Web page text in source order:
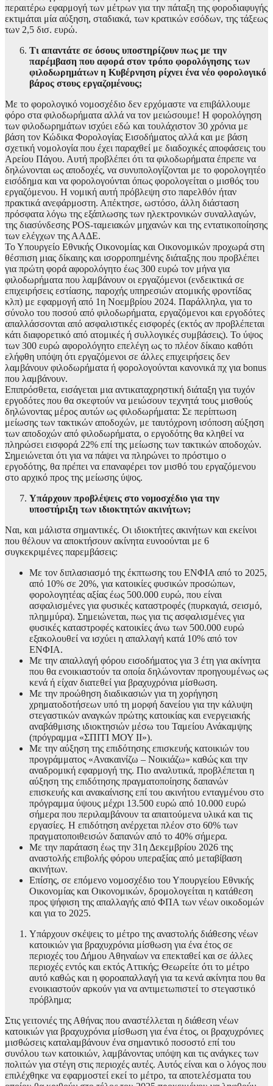
περαιτέρω εφαρμογή των μέτρων για την πάταξη της φοροδιαφυγής
εκτιμάται μία αύξηση, σταδιακά, των κρατικών εσόδων, της τάξεως
των 2,5 δισ. ευρώ.
Τι απαντάτε σε όσους υποστηρίζουν πως με την
παρέμβαση που αφορά στον τρόπο φορολόγησης των
φιλοδωρημάτων η Κυβέρνηση ρίχνει ένα νέο φορολογικό
βάρος στους εργαζομένους;
Με το φορολογικό νομοσχέδιο δεν ερχόμαστε να επιβάλλουμε
φόρο στα φιλοδωρήματα αλλά να τον μειώσουμε! Η φορολόγηση
των φιλοδωρημάτων ισχύει εδώ και τουλάχιστον 30 χρόνια με
βάση τον Κώδικα Φορολογίας Εισοδήματος αλλά και με βάση
σχετική νομολογία που έχει παραχθεί με διαδοχικές αποφάσεις του
Αρείου Πάγου. Αυτή προβλέπει ότι τα φιλοδωρήματα έπρεπε να
δηλώνονται ως αποδοχές, να συνυπολογίζονται με το φορολογητέο
εισόδημα και να φορολογούνται όπως φορολογείται ο μισθός του
εργαζόμενου. Η νομική αυτή πρόβλεψη στο παρελθόν ήταν
πρακτικά ανεφάρμοστη. Απέκτησε, ωστόσο, άλλη διάσταση
πρόσφατα λόγω της εξάπλωσης των ηλεκτρονικών συναλλαγών,
της διασύνδεσης POS-ταμειακών μηχανών και της εντατικοποίησης
των ελέγχων της ΑΑΔΕ.
Το Υπουργείο Εθνικής Οικονομίας και Οικονομικών προχωρά στη
θέσπιση μιας δίκαιης και ισορροπημένης διάταξης που προβλέπει
για πρώτη φορά αφορολόγητο έως 300 ευρώ τον μήνα για
φιλοδωρήματα που λαμβάνουν οι εργαζόμενοι (ενδεικτικά σε
επιχειρήσεις εστίασης, παροχής υπηρεσιών ατομικής φροντίδας
κλπ) με εφαρμογή από 1η Νοεμβρίου 2024. Παράλληλα, για το
σύνολο του ποσού από φιλοδωρήματα, εργαζόμενοι και εργοδότες
απαλλάσσονται από ασφαλιστικές εισφορές (εκτός αν προβλέπεται
κάτι διαφορετικό από ατομικές ή συλλογικές συμβάσεις). Το ύψος
των 300 ευρώ αφορολόγητο επελέγη ως το πλέον δίκαιο καθότι
ελήφθη υπόψη ότι εργαζόμενοι σε άλλες επιχειρήσεις δεν
λαμβάνουν φιλοδωρήματα ή φορολογούνται κανονικά πχ για bonus
που λαμβάνουν.
Επιπρόσθετα, εισάγεται μια αντικαταχρηστική διάταξη για τυχόν
εργοδότες που θα σκεφτούν να μειώσουν τεχνητά τους μισθούς
δηλώνοντας μέρος αυτών ως φιλοδωρήματα: Σε περίπτωση
μείωσης των τακτικών αποδοχών, με ταυτόχρονη ισόποση αύξηση
των αποδοχών από φιλοδωρήματα, ο εργοδότης θα κληθεί να
πληρώσει εισφορά 22% επί της μείωσης των τακτικών αποδοχών.
Σημειώνεται ότι για να πάψει να πληρώνει το πρόστιμο ο
εργοδότης, θα πρέπει να επαναφέρει τον μισθό του εργαζόμενου
στο αρχικό προς της μείωσης ύψος.
Υπάρχουν προβλέψεις στο νομοσχέδιο για την
υποστήριξη των ιδιοκτητών ακινήτων;
Ναι, και μάλιστα σημαντικές. Οι ιδιοκτήτες ακινήτων και εκείνοι
που θέλουν να αποκτήσουν ακίνητα ευνοούνται με 6
συγκεκριμένες παρεμβάσεις:
Με τον διπλασιασμό της έκπτωσης του ΕΝΦΙΑ από το 2025,
από 10% σε 20%, για κατοικίες φυσικών προσώπων,
φορολογητέας αξίας έως 500.000 ευρώ, που είναι
ασφαλισμένες για φυσικές καταστροφές (πυρκαγιά, σεισμό,
πλημμύρα). Σημειώνεται, πως για τις ασφαλισμένες για
φυσικές καταστροφές κατοικίες άνω των 500.000 ευρώ
εξακολουθεί να ισχύει η απαλλαγή κατά 10% από τον
ΕΝΦΙΑ.
Με την απαλλαγή φόρου εισοδήματος για 3 έτη για ακίνητα
που θα ενοικιαστούν τα οποία δηλώνονταν προηγουμένως ως
κενά ή είχαν διατεθεί για βραχυχρόνια μίσθωση.
Με την προώθηση διαδικασιών για τη χορήγηση
χρηματοδοτήσεων υπό τη μορφή δανείου για την κάλυψη
στεγαστικών αναγκών πρώτης κατοικίας και ενεργειακής
αναβάθμισης ιδιοκτησιών μέσω του Ταμείου Ανάκαμψης
(πρόγραμμα «ΣΠΙΤΙ ΜΟΥ ΙΙ»).
Με την αύξηση της επιδότησης επισκευής κατοικιών του
προγράμματος «Ανακαινίζω – Νοικιάζω» καθώς και την
αναδρομική εφαρμογή της. Πιο αναλυτικά, προβλέπεται η
αύξηση της επιδότησης πραγματοποίησης δαπανών
επισκευής και ανακαίνισης επί του ακινήτου ενταγμένου στο
πρόγραμμα ύψους μέχρι 13.500 ευρώ από 10.000 ευρώ
σήμερα που περιλαμβάνουν τα απαιτούμενα υλικά και τις
εργασίες. Η επιδότηση ανέρχεται πλέον στο 60% των
πραγματοποιθεισών δαπανών από το 40% σήμερα.
Με την παράταση έως την 31η Δεκεμβρίου 2026 της
αναστολής επιβολής φόρου υπεραξίας από μεταβίβαση
ακινήτων.
Επίσης, σε επόμενο νομοσχέδιο του Υπουργείου Εθνικής
Οικονομίας και Οικονομικών, δρομολογείται η κατάθεση
προς ψήφιση της απαλλαγής από ΦΠΑ των νέων οικοδομών
και για το 2025.
Υπάρχουν σκέψεις το μέτρο της αναστολής διάθεσης νέων
κατοικιών για βραχυχρόνια μίσθωση για ένα έτος σε
περιοχές του Δήμου Αθηναίων να επεκταθεί και σε άλλες
περιοχές εντός και εκτός Αττικής; Θεωρείτε ότι το μέτρο
αυτό καθώς και η φοροαπαλλαγή για τα κενά ακίνητα που θα
ενοικιαστούν αρκούν για να αντιμετωπιστεί το στεγαστικό
πρόβλημα;
Στις γειτονιές της Αθήνας που αναστέλλεται η διάθεση νέων
κατοικιών για βραχυχρόνια μίσθωση για ένα έτος, οι βραχυχρόνιες
μισθώσεις καταλαμβάνουν ένα σημαντικό ποσοστό επί του
συνόλου των κατοικιών, λαμβάνοντας υπόψη και τις ανάγκες των
πολιτών για στέγη στις περιοχές αυτές. Αυτός είναι και ο λόγος που
επιλέχθηκε να εφαρμοστεί εκεί το μέτρο, τα αποτελέσματα του